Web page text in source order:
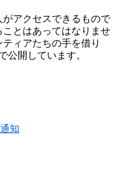
アクセスできるもので
とはあってはなりませ
ィアたちの手を借り
開しています。
知